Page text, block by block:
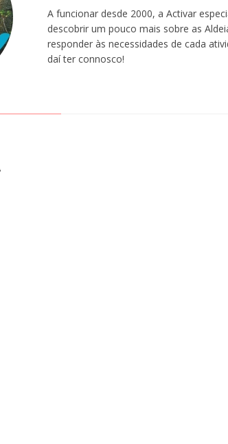
A funcionar desde 2000, a Activar
descobrir um pouco mais sobre as
responder às necessidades de cada
daí ter connosco!